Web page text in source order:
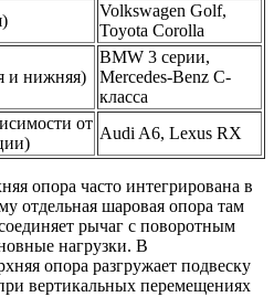
Volkswagen Golf,
Toyota Corolla
и нижняя)
BMW 3 серии,
Mercedes-Benz C-
класса
от
Audi A6, Lexus RX
опора часто интегрирована в
отдельная шаровая опора там
рычаг с поворотным
нагрузки. В
опора разгружает подвеску
вертикальных перемещениях